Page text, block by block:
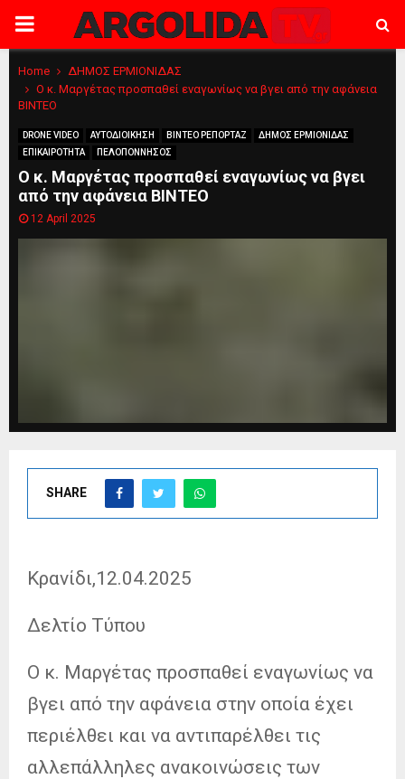
PRIMARY
MENU
Home
ΔΗΜΟΣ ΕΡΜΙΟΝΙΔΑΣ
Ο κ. Μαργέτας προσπαθεί εναγωνίως να βγει από την αφάνεια
ΒΙΝΤΕΟ
DRONE VIDEO ΑΥΤΟΔΙΟΙΚΗΣΗ ΒΙΝΤΕΟ ΡΕΠΟΡΤΑΖ
ΔΗΜΟΣ ΕΡΜΙΟΝΙΔΑΣ
ΕΠΙΚΑΙΡΟΤΗΤΑ
ΠΕΛΟΠΟΝΝΗΣΟΣ
Ο κ. Μαργέτας προσπαθεί εναγωνίως να βγει
από την αφάνεια ΒΙΝΤΕΟ
12 April 2025
SHARE
Κρανίδι,12.04.2025
Δελτίο Τύπου
Ο κ. Μαργέτας προσπαθεί εναγωνίως να
βγει από την αφάνεια στην οποία έχει
περιέλθει και να αντιπαρέλθει τις
αλλεπάλληλες ανακοινώσεις των